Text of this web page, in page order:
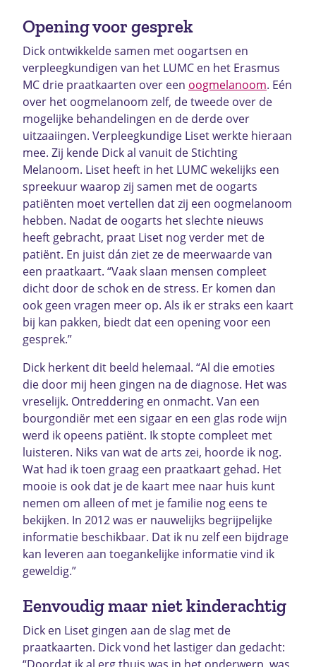
Opening voor gesprek
Dick ontwikkelde samen met oogartsen en
verpleegkundigen van het LUMC en het Erasmus
MC drie praatkaarten over een oogmelanoom. Eén
over het oogmelanoom zelf, de tweede over de
mogelijke behandelingen en de derde over
uitzaaiingen. Verpleegkundige Liset werkte hieraan
mee. Zij kende Dick al vanuit de Stichting
Melanoom. Liset heeft in het LUMC wekelijks een
spreekuur waarop zij samen met de oogarts
patiënten moet vertellen dat zij een oogmelanoom
hebben. Nadat de oogarts het slechte nieuws
heeft gebracht, praat Liset nog verder met de
patiënt. En juist dán ziet ze de meerwaarde van
een praatkaart. “Vaak slaan mensen compleet
dicht door de schok en de stress. Er komen dan
ook geen vragen meer op. Als ik er straks een kaart
bij kan pakken, biedt dat een opening voor een
gesprek.”
Dick herkent dit beeld helemaal. “Al die emoties
die door mij heen gingen na de diagnose. Het was
vreselijk. Ontreddering en onmacht. Van een
bourgondiër met een sigaar en een glas rode wijn
werd ik opeens patiënt. Ik stopte compleet met
luisteren. Niks van wat de arts zei, hoorde ik nog.
Wat had ik toen graag een praatkaart gehad. Het
mooie is ook dat je de kaart mee naar huis kunt
nemen om alleen of met je familie nog eens te
bekijken. In 2012 was er nauwelijks begrijpelijke
informatie beschikbaar. Dat ik nu zelf een bijdrage
kan leveren aan toegankelijke informatie vind ik
geweldig.”
Eenvoudig maar niet kinderachtig
Dick en Liset gingen aan de slag met de
praatkaarten. Dick vond het lastiger dan gedacht: